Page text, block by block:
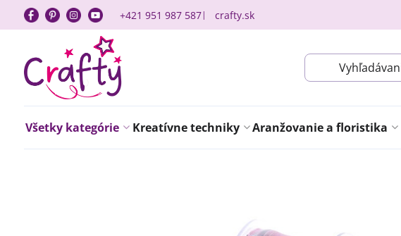
+421 951 987 587 crafty.sk
Všetky kategórie Kreatívne techniky Aranžovanie a floristika